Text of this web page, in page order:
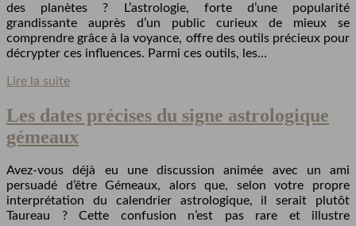
des planètes ? L’astrologie, forte d’une popularité
grandissante auprès d’un public curieux de mieux se
comprendre grâce à la voyance, offre des outils précieux pour
décrypter ces influences. Parmi ces outils, les…
Lire la suite
Les dates précises du signe astrologique
gémeaux
Avez-vous déjà eu une discussion animée avec un ami
persuadé d’être Gémeaux, alors que, selon votre propre
interprétation du calendrier astrologique, il serait plutôt
Taureau ? Cette confusion n’est pas rare et illustre